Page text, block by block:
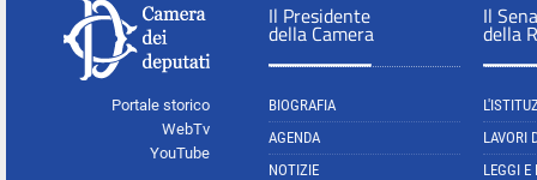
Portale storico
WebTv
YouTube
Il Presidente
della Camera
BIOGRAFIA
AGENDA
NOTIZIE
Il
della
LAVORI
LEGGI E